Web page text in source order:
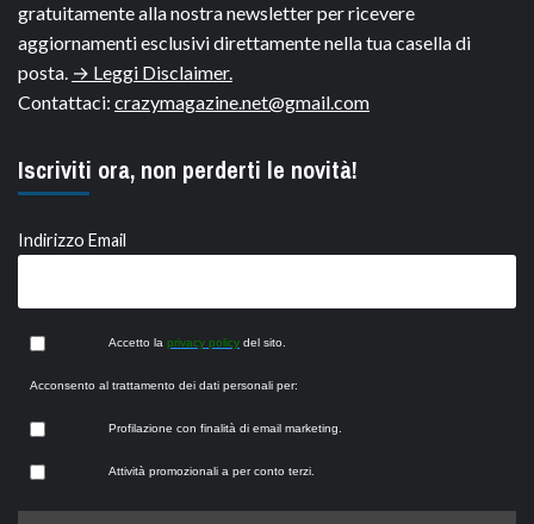
gratuitamente alla nostra newsletter per ricevere
aggiornamenti esclusivi direttamente nella tua casella di
posta. → Leggi Disclaimer.
Contattaci: crazymagazine.net@gmail.com
Iscriviti ora, non perderti le novità!
Indirizzo Email
Accetto la privacy policy del sito.
Acconsento al trattamento dei dati personali per:
Profilazione con finalità di email marketing.
Attività promozionali a per conto terzi.